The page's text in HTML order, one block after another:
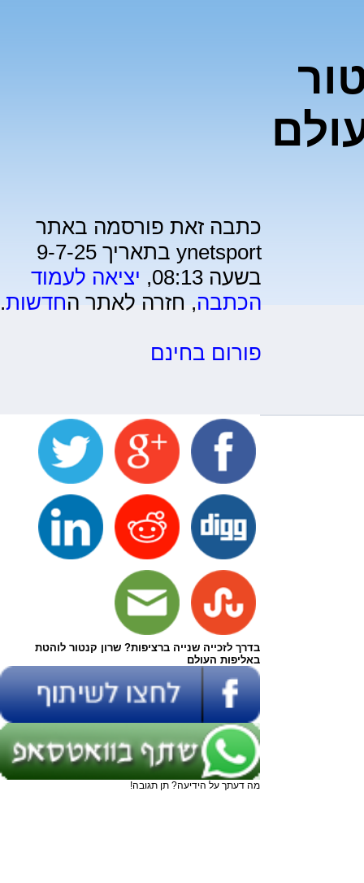
כתבה זאת פורסמה באתר
ynetsport בתאריך 9-7-25
בשעה 08:13,
יציאה לעמוד
הכתבה, חזרה לאתר החדשות.
פורום בחינם
בדרך לזכייה שנייה ברציפות? שרון קנטור לוהטת
באליפות העולם
מה דעתך על הידיעה? תן תגובה!